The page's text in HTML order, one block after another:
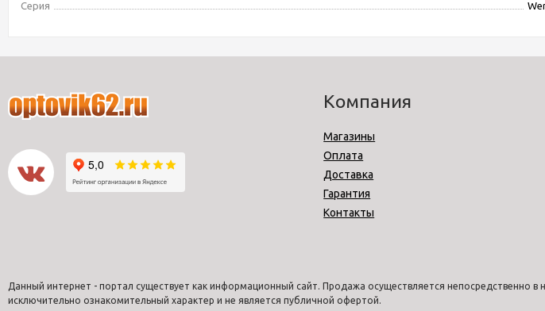
Серия
Компания
Магазины
Оплата
Доставка
Гарантия
Контакты
Данный интернет - портал существует как информационный сайт. Продажа осуществляется непосредственно
исключительно ознакомительный характер и не является публичной офертой.